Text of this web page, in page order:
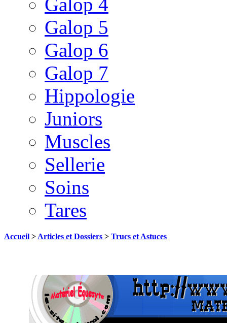
Galop 5
Galop 6
Galop 7
Hippologie
Juniors
Muscles
Sellerie
Soins
Tares
Accueil > Articles et Dossiers > Trucs et Astuces